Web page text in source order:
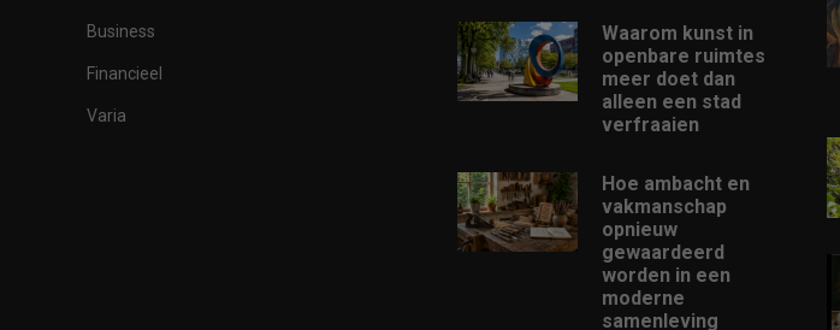
Business
Financieel
Varia
Waarom kunst in
openbare ruimtes
meer doet dan
alleen een stad
verfraaien
Hoe ambacht en
vakmanschap
opnieuw
gewaardeerd
worden in een
moderne
samenleving